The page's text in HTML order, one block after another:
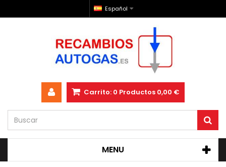
Español
Carrito: 0 Productos 0,00 €
MENU